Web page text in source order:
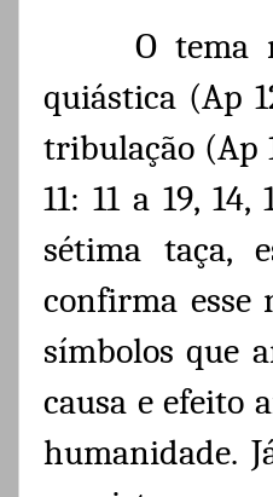
O tema
quiástica (Ap
tribulação (Ap
11: 11 a 19,
sétima taça,
confirma esse
símbolos que
causa e efeito
humanidade.